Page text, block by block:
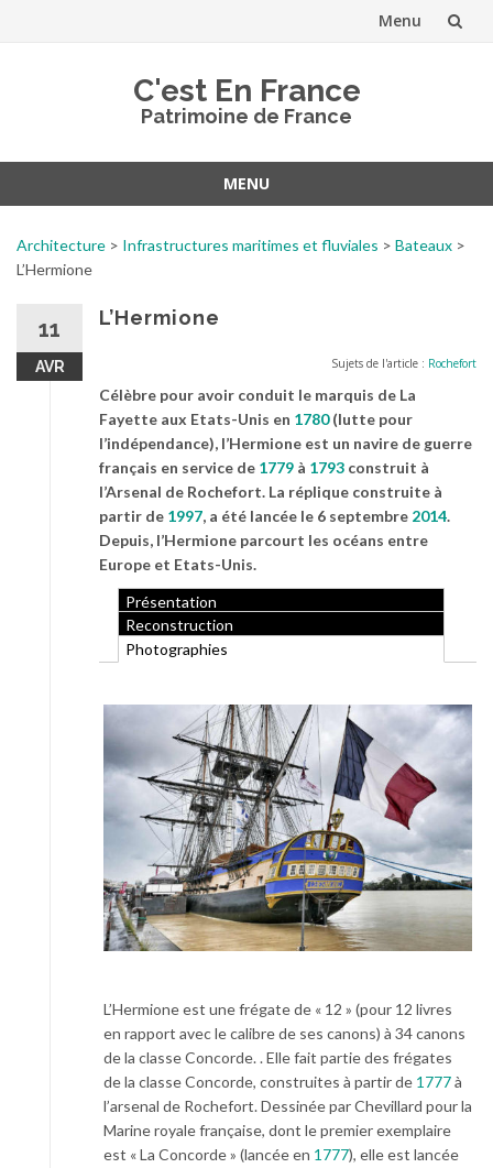
Menu
C'est En France
Patrimoine de France
MENU
contenu
Architecture > Infrastructures maritimes et fluviales > Bateaux >
L’Hermione
11
AVR
L’Hermione
Sujets de l'article : Rochefort
Célèbre pour avoir conduit le marquis de La
Fayette aux Etats-Unis en 1780(lutte pour
l’indépendance), l’Hermione est un navire de guerre
français en service de 1779 à 1793 construit à
l’Arsenal de Rochefort. La réplique construite à
partir de 1997, a été lancée le 6 septembre 2014.
Depuis, l’Hermione parcourt les océans entre
Europe et Etats-Unis.
Présentation
Reconstruction
Photographies
L’Hermione est une frégate de « 12 » (pour 12 livres
en rapport avec le calibre de ses canons) à 34 canons
de la classe Concorde. . Elle fait partie des frégates
de la classe Concorde, construites à partir de 1777à
l’arsenal de Rochefort. Dessinée par Chevillard pour la
Marine royale française, dont le premier exemplaire
est « La Concorde » (lancée en 1777), elle est lancée